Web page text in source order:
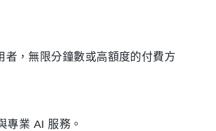
，無限分鐘數或高額度的付費方
專業 AI 服務。